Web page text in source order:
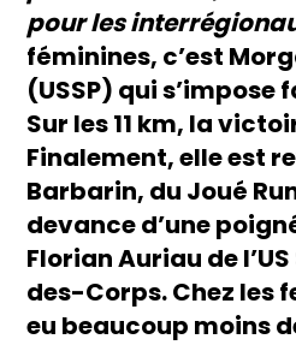
pour les
féminines, c’est
(USSP) qui s’impose
Sur les 11 km, la
Finalement, elle est
Barbarin, du Joué
devance d’une
Florian Auriau de
des-Corps. Chez les
eu beaucoup moins